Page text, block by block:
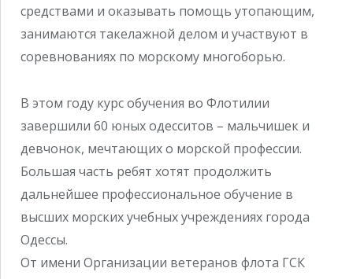
средствами и оказывать помощь утопающим,
занимаются такелажной делом и участвуют в
соревнованиях по морскому многоборью.
В этом году курс обучения во Флотилии
завершили 60 юных одесситов – мальчишек и
девчонок, мечтающих о морской профессии.
Большая часть ребят хотят продолжить
дальнейшее профессиональное обучение в
высших морских учебных учреждениях города
Одессы.
От имени Организации ветеранов флота ГСК